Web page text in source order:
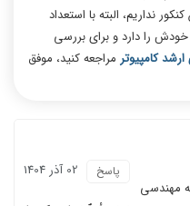
نداریم، البته با استعداد
را دارد و برای بررسی
کامپیوتر مراجعه کنید، موفق
02 آذر 1404 پاسخ
مهندسی